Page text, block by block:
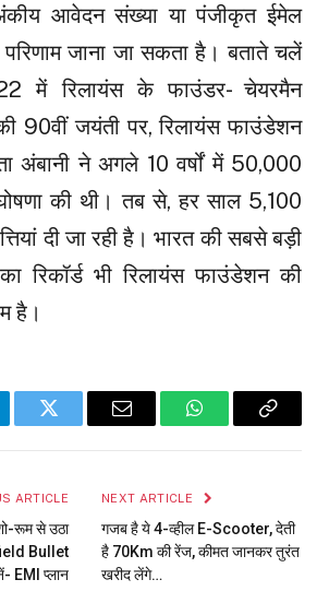
आवेदन संख्या या पंजीकृत ईमेल
जाना जा सकता है। बताते चलें
में रिलायंस के फाउंडर- चेयरमैन
90वीं जयंती पर, रिलायंस फाउंडेशन
अंबानी ने अगले 10 वर्षों में 50,000
घोषणा की थी। तब से, हर साल 5,100
दी जा रही है। भारत की सबसे बड़ी
का रिकॉर्ड भी रिलायंस फाउंडेशन की
है।
Twitter Email WhatsAppCopy
ARTICLE
रूम से उठा
Bullet
EMI प्लान
NEXT ARTICLE
गजब है ये 4-व्हील E-Scooter, देती
है 70Km की रेंज, कीमत जानकर तुरंत
खरीद लेंगे…